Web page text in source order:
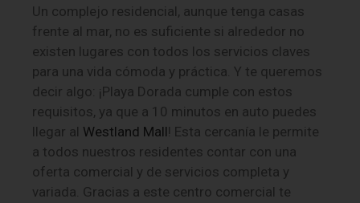
Un complejo residencial, aunque tenga casas
frente al mar, no es suficiente si alrededor no
existen lugares con todos los servicios claves
para una vida cómoda y práctica. Y te queremos
decir algo: ¡Playa Dorada cumple con estos
requisitos, ya que a 10 minutos en auto puedes
llegar al Westland Mall! Esta cercanía le permite
a todos nuestros residentes contar con una
oferta comercial y de servicios completa y
variada. Gracias a este centro comercial te